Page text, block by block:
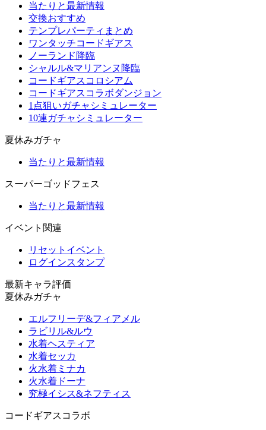
当たりと最新情報
交換おすすめ
テンプレパーティまとめ
ワンタッチコードギアス
ノーランド降臨
シャルル&マリアンヌ降臨
コードギアスコロシアム
コードギアスコラボダンジョン
1点狙いガチャシミュレーター
10連ガチャシミュレーター
夏休みガチャ
当たりと最新情報
スーパーゴッドフェス
当たりと最新情報
イベント関連
リセットイベント
ログインスタンプ
最新キャラ評価
夏休みガチャ
エルフリーデ&フィアメル
ラビリル&ルウ
水着ヘスティア
水着セッカ
火水着ミナカ
火水着ドーナ
究極イシス&ネフティス
コードギアスコラボ